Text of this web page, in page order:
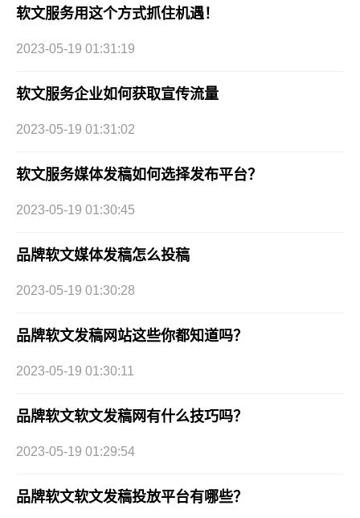
软文服务用这个方式抓住机遇！
2023-05-19 01:31:19
软文服务企业如何获取宣传流量
2023-05-19 01:31:02
软文服务媒体发稿如何选择发布平台？
2023-05-19 01:30:45
品牌软文媒体发稿怎么投稿
2023-05-19 01:30:28
品牌软文发稿网站这些你都知道吗？
2023-05-19 01:30:11
品牌软文软文发稿网有什么技巧吗？
2023-05-19 01:29:54
品牌软文软文发稿投放平台有哪些？